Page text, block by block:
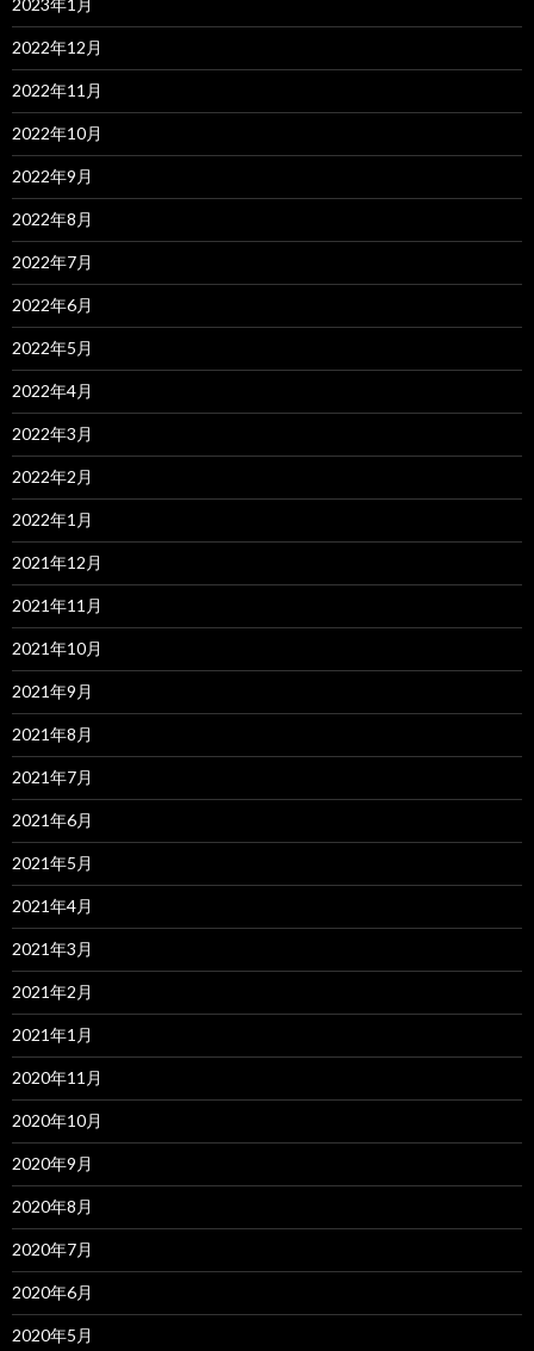
2023年1月
2022年12月
2022年11月
2022年10月
2022年9月
2022年8月
2022年7月
2022年6月
2022年5月
2022年4月
2022年3月
2022年2月
2022年1月
2021年12月
2021年11月
2021年10月
2021年9月
2021年8月
2021年7月
2021年6月
2021年5月
2021年4月
2021年3月
2021年2月
2021年1月
2020年11月
2020年10月
2020年9月
2020年8月
2020年7月
2020年6月
2020年5月